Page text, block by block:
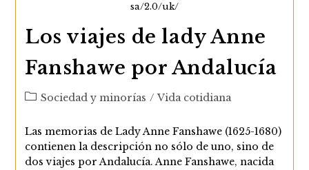
sa/2.0/uk/
Los viajes de lady Anne
Fanshawe por Andalucía
Categoría
la
entrada:
Sociedad y minorías / Vida cotidiana
Las memorias de Lady Anne Fanshawe (1625-1680)
contienen la descripción no sólo de uno, sino de
dos viajes por Andalucía. Anne Fanshawe, nacida